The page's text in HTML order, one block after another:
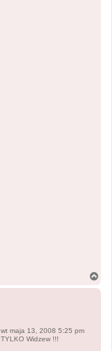
wt maja 13, 2008 5:25 pm
TYLKO Widzew !!!